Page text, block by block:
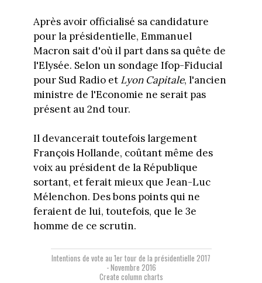
Après avoir officialisé sa candidature
pour la présidentielle, Emmanuel
Macron sait d'où il part dans sa quête de
l'Elysée. Selon un sondage Ifop-Fiducial
pour Sud Radio et Lyon Capitale, l'ancien
ministre de l'Economie ne serait pas
présent au 2nd tour.
Il devancerait toutefois largement
François Hollande, coûtant même des
voix au président de la République
sortant, et ferait mieux que Jean-Luc
Mélenchon. Des bons points qui ne
feraient de lui, toutefois, que le 3e
homme de ce scrutin.
Intentions de vote au 1er tour de la présidentielle 2017
- Novembre 2016
Create column charts